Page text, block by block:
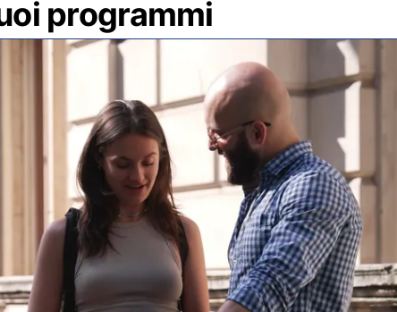
programmi